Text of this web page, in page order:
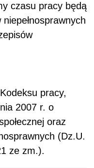
czasu pracy będą
pracy,
2007 r. o
oraz
(Dz.U.
ze zm.).